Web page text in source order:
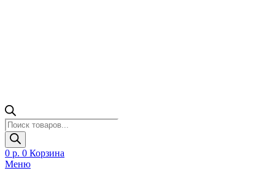
Поиск
товаров
0 р. 0 Корзина
Меню